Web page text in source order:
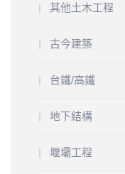
其他土木工程
古今建築
台鐵/高鐵
地下結構
堰壩工程